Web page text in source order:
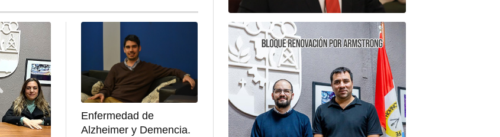
Enfermedad de
Alzheimer y Demencia.